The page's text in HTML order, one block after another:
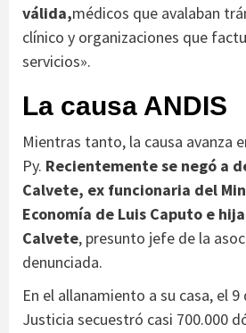
válida,médicos que avalaban
clínico y organizaciones que
servicios».
La causa ANDIS
Mientras tanto, la causa avanza
Py. Recientemente se negó a
Calvete, ex funcionaria del
Economía de Luis Caputo e
Calvete, presunto jefe de la
denunciada.
En el allanamiento a su casa, el
Justicia secuestró casi 700.000